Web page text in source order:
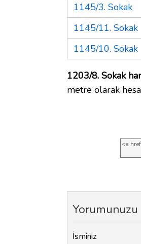
1145/3. Sokak
1145/11. Sokak
1145/10. Sokak
1203/8. Sokak
metre olarak
Yorumunuzu
İsminiz